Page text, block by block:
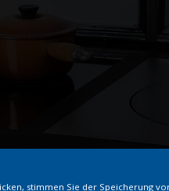
stimmen Sie der Speicherung